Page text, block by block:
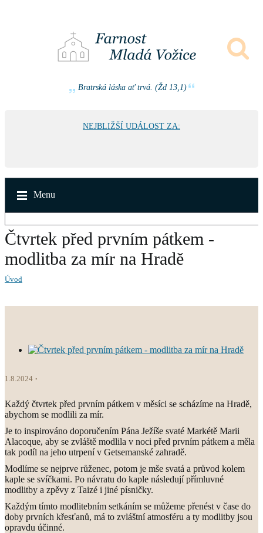
Bratrská láska ať trvá. (Žd 13,1)
NEJBLIŽŠÍ UDÁLOST ZA:
Menu
Čtvrtek před prvním pátkem -
modlitba za mír na Hradě
Úvod
1.8.2024
Každý čtvrtek před prvním pátkem v měsíci se scházíme na Hradě,
abychom se modlili za mír.
Je to inspirováno doporučením Pána Ježíše svaté Markétě Marii
Alacoque, aby se zvláště modlila v noci před prvním pátkem a měla
tak podíl na jeho utrpení v Getsemanské zahradě.
Modlíme se nejprve růženec, potom je mše svatá a průvod kolem
kaple se svíčkami. Po návratu do kaple následují přímluvné
modlitby a zpěvy z Taizé i jiné písničky.
Každým tímto modlitebním setkáním se můžeme přenést v čase do
doby prvních křesťanů, má to zvláštní atmosféru a ty modlitby jsou
opravdu účinné.